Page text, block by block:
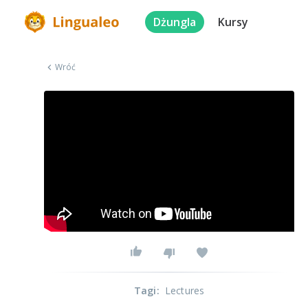
Dżungla Kursy
Wróć
Tagi: Lectures